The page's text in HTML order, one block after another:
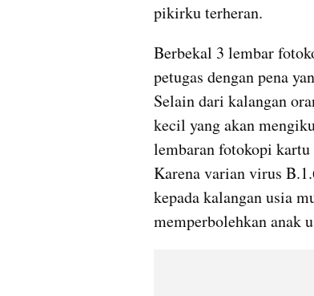
pikirku terheran.
Berbekal 3 lembar
petugas dengan pena
Selain dari kalangan
kecil yang akan
lembaran fotokopi kartu
Karena varian virus
kepada kalangan usia
memperbolehkan anak